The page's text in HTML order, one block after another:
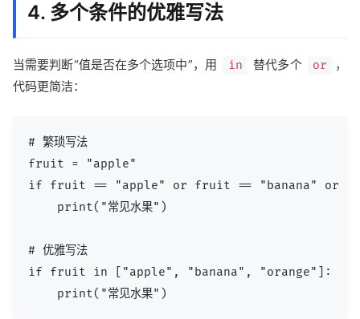
4. 多个条件的优雅写法
当需要判断“值是否在多个选项中”，用 in 替代多个 or
，
代码更简洁：
# 繁琐写法
fruit = "apple"
if fruit == "apple" or fruit == "banana" or
    print("常见水果")
# 优雅写法
if fruit in ["apple", "banana", "orange"]: